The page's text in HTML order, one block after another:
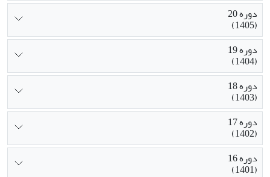
دوره 20
(1405)
دوره 19
(1404)
دوره 18
(1403)
دوره 17
(1402)
دوره 16
(1401)